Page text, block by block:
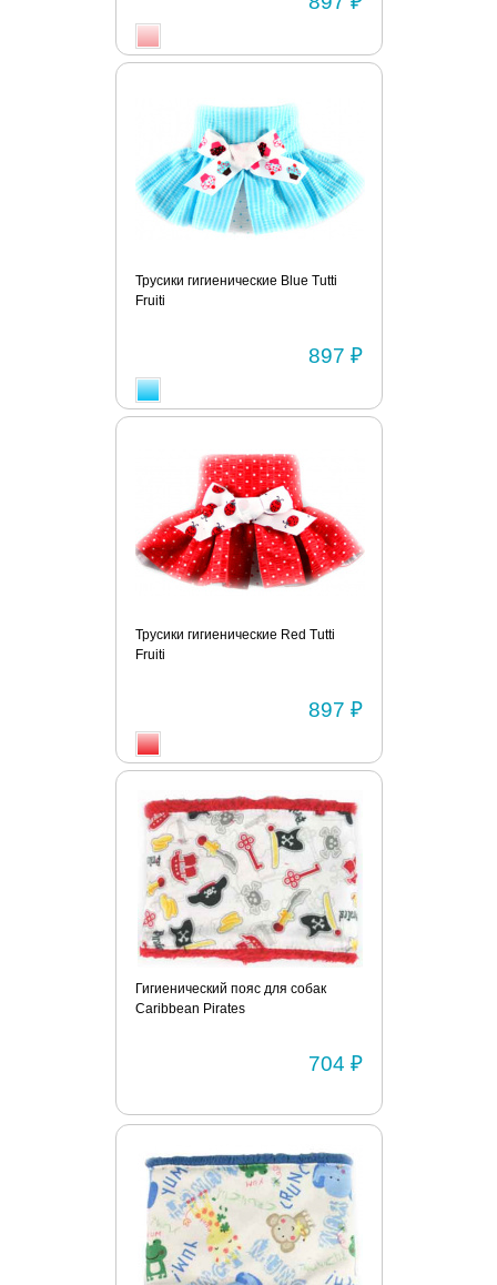
Трусики гигиенические Blue Tutti
Fruiti
897 ₽
Трусики гигиенические Red Tutti
Fruiti
897 ₽
Гигиенический пояс для собак
Caribbean Pirates
704 ₽